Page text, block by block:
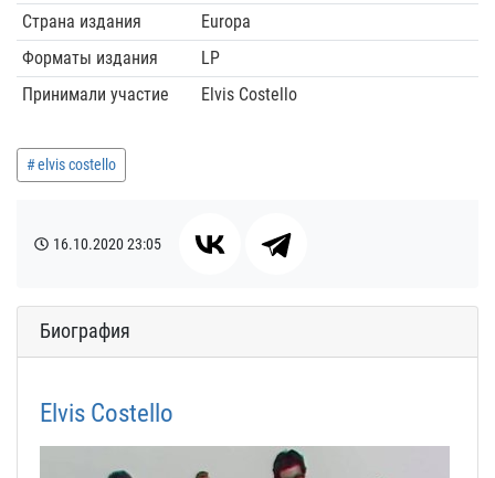
Страна издания
Europa
Форматы издания
LP
Принимали участие
Elvis Costello
elvis costello
16.10.202023:05
Биография
Elvis Costello